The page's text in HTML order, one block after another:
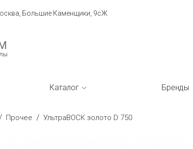
Большие Каменщики, 9сЖ
Каталог Бренды
Прочее / УльтраВОСК золото D 750